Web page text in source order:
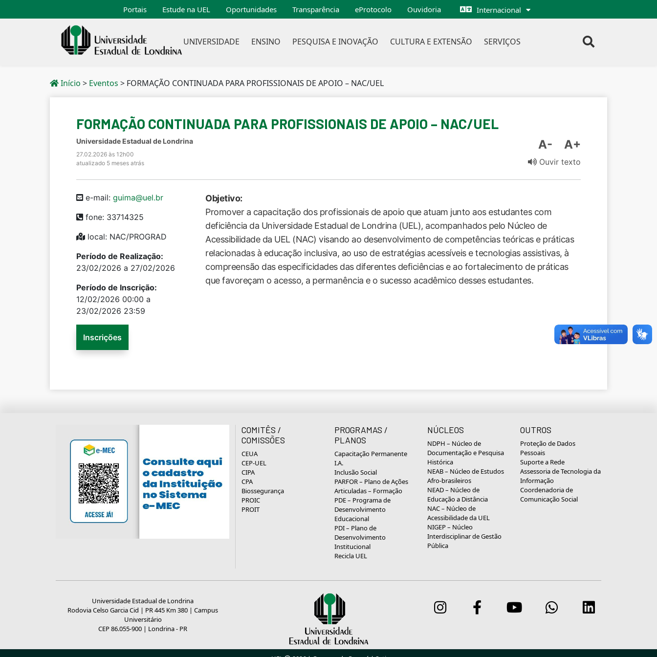
Portais Estude na UEL Oportunidades Transparência eProtocolo Ouvidoria Internacional
UNIVERSIDADE ENSINO PESQUISA E INOVAÇÃO CULTURA E EXTENSÃO SERVIÇOS
Início > Eventos > FORMAÇÃO CONTINUADA PARA PROFISSIONAIS DE APOIO – NAC/UEL
FORMAÇÃO CONTINUADA PARA PROFISSIONAIS DE APOIO – NAC/UEL
Universidade Estadual de Londrina
27.02.2026 às 12h00
atualizado 5 meses atrás
A- A+
Ouvir texto
e-mail: guima@uel.br
fone: 33714325
local: NAC/PROGRAD
Período de Realização:
23/02/2026 a 27/02/2026
Período de Inscrição:
12/02/2026 00:00 a
23/02/2026 23:59
Inscrições
Objetivo:
Promover a capacitação dos profissionais de apoio que atuam junto aos estudantes com
deficiência da Universidade Estadual de Londrina (UEL), acompanhados pelo Núcleo de
Acessibilidade da UEL (NAC) visando ao desenvolvimento de competências teóricas e práticas
relacionadas à educação inclusiva, ao uso de estratégias acessíveis e tecnologias assistivas, à
compreensão das especificidades das diferentes deficiências e ao fortalecimento de práticas
que favoreçam o acesso, a permanência e o sucesso acadêmico desses estudantes.
COMITÊS /
COMISSÕES
CEUA
CEP-UEL
CIPA
CPA
Biossegurança
PROIC
PROIT
PROGRAMAS /
PLANOS
Capacitação Permanente
I.A.
Inclusão Social
PARFOR – Plano de Ações
Articuladas – Formação
PDE – Programa de
Desenvolvimento
Educacional
PDI – Plano de
Desenvolvimento
Institucional
Recicla UEL
NÚCLEOS
NDPH – Núcleo de
Documentação e Pesquisa
Histórica
NEAB – Núcleo de Estudos
Afro-brasileiros
NEAD – Núcleo de
Educação a Distância
NAC – Núcleo de
Acessibilidade da UEL
NIGEP – Núcleo
Interdisciplinar de Gestão
Pública
OUTROS
Proteção de Dados
Pessoais
Suporte a Rede
Assessoria de Tecnologia da
Informação
Coordenadoria de
Comunicação Social
Universidade Estadual de Londrina
Rodovia Celso Garcia Cid | PR 445 Km 380 | Campus
Universitário
CEP 86.055-900 | Londrina - PR